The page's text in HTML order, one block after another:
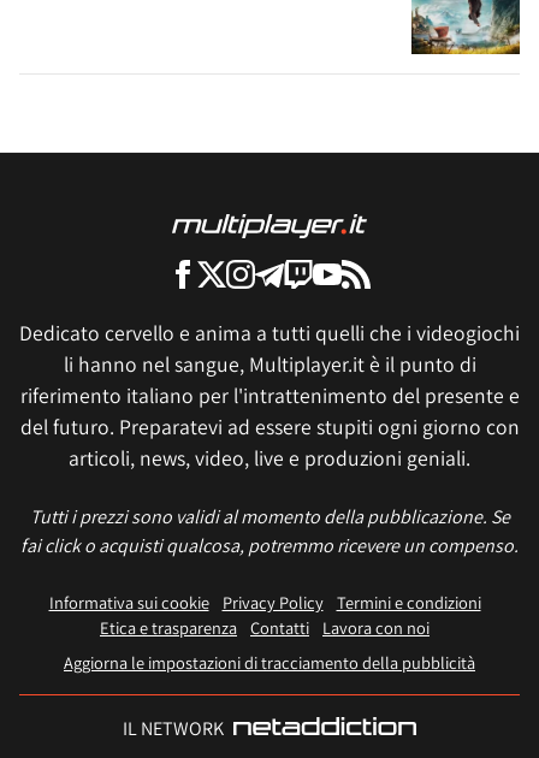
Dedicato cervello e anima a tutti quelli che i videogiochi
li hanno nel sangue, Multiplayer.it è il punto di
riferimento italiano per l'intrattenimento del presente e
del futuro. Preparatevi ad essere stupiti ogni giorno con
articoli, news, video, live e produzioni geniali.
Tutti i prezzi sono validi al momento della pubblicazione. Se
fai click o acquisti qualcosa, potremmo ricevere un compenso.
Informativa sui cookie Privacy Policy
Termini e condizioni
Etica e trasparenza Contatti
Lavora con noi
Aggiorna le impostazioni di tracciamento della pubblicità
IL NETWORK